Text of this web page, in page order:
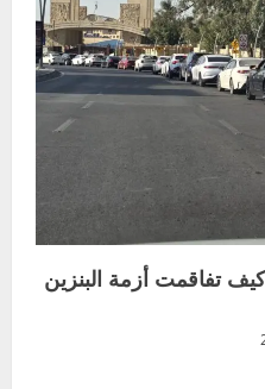
تفاقمت أزمة البنزين